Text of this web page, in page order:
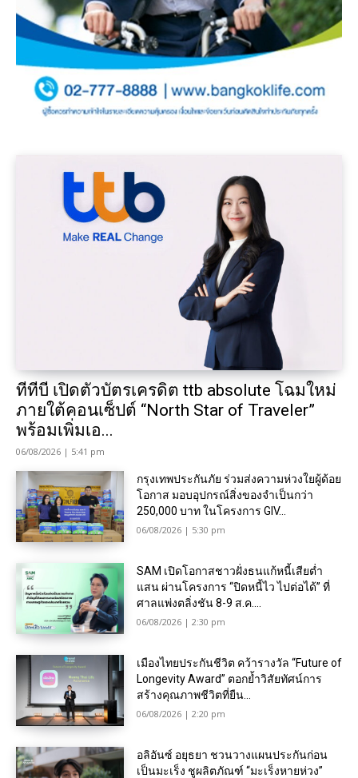
ทีทีบี เปิดตัวบัตรเครดิต ttb absolute โฉมใหม่
ภายใต้คอนเซ็ปต์ “North Star of Traveler”
พร้อมเพิ่มเอ...
06/08/2026 | 5:41 pm
กรุงเทพประกันภัย ร่วมส่งความห่วงใยผู้ด้อย
โอกาส มอบอุปกรณ์สิ่งของจำเป็นกว่า
250,000 บาท ในโครงการ GIV...
06/08/2026 | 5:30 pm
SAM เปิดโอกาสชาวฝั่งธนแก้หนี้เสียต่ำ
แสน ผ่านโครงการ “ปิดหนี้ไว ไปต่อได้” ที่
ศาลแพ่งตลิ่งชัน 8-9 ส.ค....
06/08/2026 | 2:30 pm
เมืองไทยประกันชีวิต คว้ารางวัล “Future of
Longevity Award” ตอกย้ำวิสัยทัศน์การ
สร้างคุณภาพชีวิตที่ยืน...
06/08/2026 | 2:20 pm
อลิอันซ์ อยุธยา ชวนวางแผนประกันก่อน
เป็นมะเร็ง ชูผลิตภัณฑ์ “มะเร็งหายห่วง”